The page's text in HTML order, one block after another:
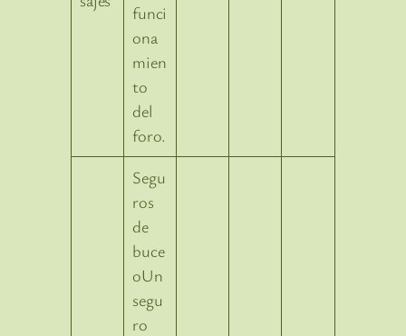
funci
ona
mien
to
del
foro.
Segu
ros
de
buce
oUn
segu
ro